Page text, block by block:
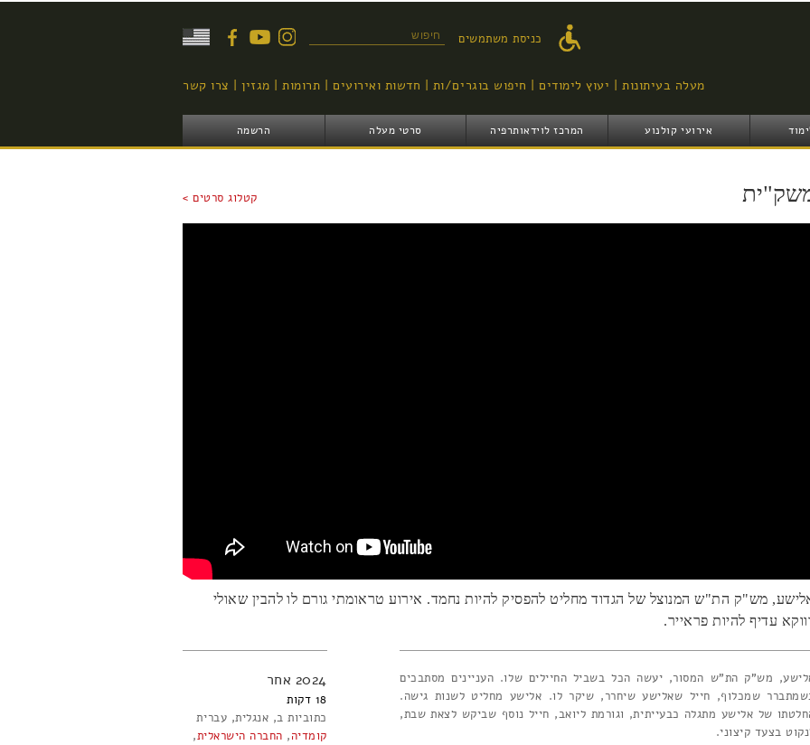
העיקרי
טופס חיפוש כניסת משתמשים
מעלה בעיתונות יעוץ לימודים חיפוש בוגרים/ות חדשות ואירועים תרומות מגזין צרו קשר
אירועי קולנוע המרכז לוידאותרפיה סרטי מעלה הרשמה
קטלוג סרטים >
מש"ק הת"ש המנוצל של הגדוד מחליט להפסיק להיות נחמד. אירוע טראומתי גורם לו להבין שאולי
עדיף להיות פראייר.
מש"ק הת"ש המסור, יעשה הכל בשביל החיילים שלו. העניינים מסתבכים
שמכלוף, חייל שאלישע שיחרר, שיקר לו. אלישע מחליט לשנות גישה.
של אלישע מתגלה כבעייתית, וגורמת ליואב, חייל נוסף שביקש לצאת שבת,
בצעד קיצוני.
2024 אחר
18
כתוביות ב אנגלית עברית
קומדיה, החברה הישראלית,